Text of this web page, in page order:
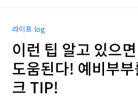
라이프 log
이런 팁 알고 있으
도움된다! 예비부
크 TIP!